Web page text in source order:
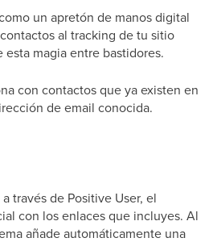
un apretón de manos digital
al tracking de tu sitio
magia entre bastidores.
con contactos que ya existen en
de email conocida.
través de Positive User, el
con los enlaces que incluyes. Al
añade automáticamente una